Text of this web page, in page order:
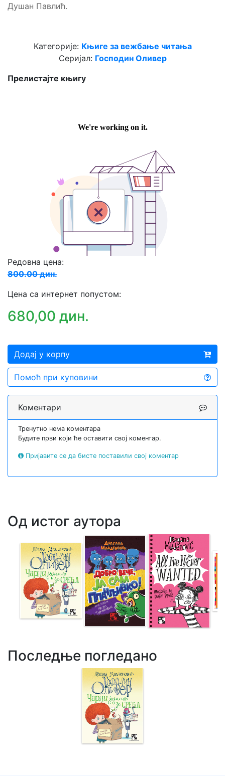
Душан Павлић.
Категорије: Књиге за вежбање читања
Серијал: Господин Оливер
Прелистајте књигу
Редовна цена:
800.00 дин.
Цена са интернет попустом:
680,00 дин.
Додај у корпу
Помоћ при куповини
Коментари
Тренутно нема коментара
Будите први који ће оставити свој коментар.
Пријавите се да бисте поставили свој коментар
Од истог аутора
Последње погледано